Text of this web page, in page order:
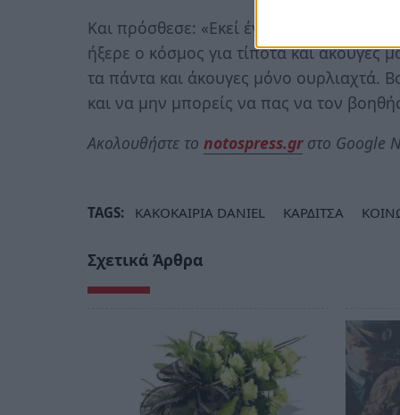
Και πρόσθεσε: «Εκεί έγινε όλο το λάθος.
ήξερε ο κόσμος για τίποτα και άκουγες
τα πάντα και άκουγες μόνο ουρλιαχτά.
και να μην μπορείς να πας να τον
Ακολουθήστε το notospress.grστο Google
TAGS: ΚΑΚΟΚΑΙΡΙΑ DANIEL ΚΑΡΔΙΤΣΑ
Σχετικά Άρθρα